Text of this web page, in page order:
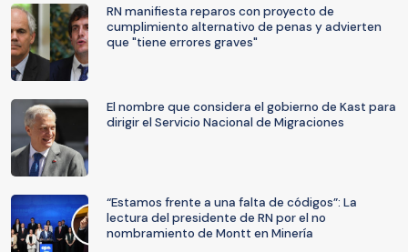
RN manifiesta reparos con proyecto de
cumplimiento alternativo de penas y advierten
que "tiene errores graves"
El nombre que considera el gobierno de Kast para
dirigir el Servicio Nacional de Migraciones
“Estamos frente a una falta de códigos”: La
lectura del presidente de RN por el no
nombramiento de Montt en Minería